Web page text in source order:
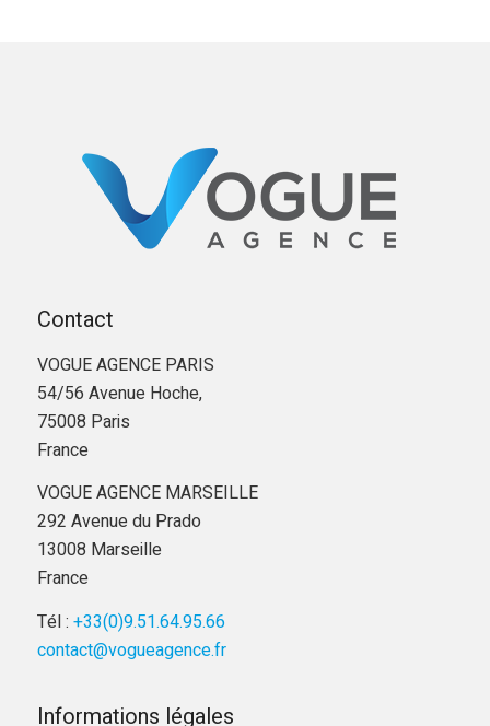
Contact
VOGUE AGENCE PARIS
54/56 Avenue Hoche,
75008 Paris
France
VOGUE AGENCE MARSEILLE
292 Avenue du Prado
13008 Marseille
France
Tél : +33(0)9.51.64.95.66
contact@vogueagence.fr
Informations légales